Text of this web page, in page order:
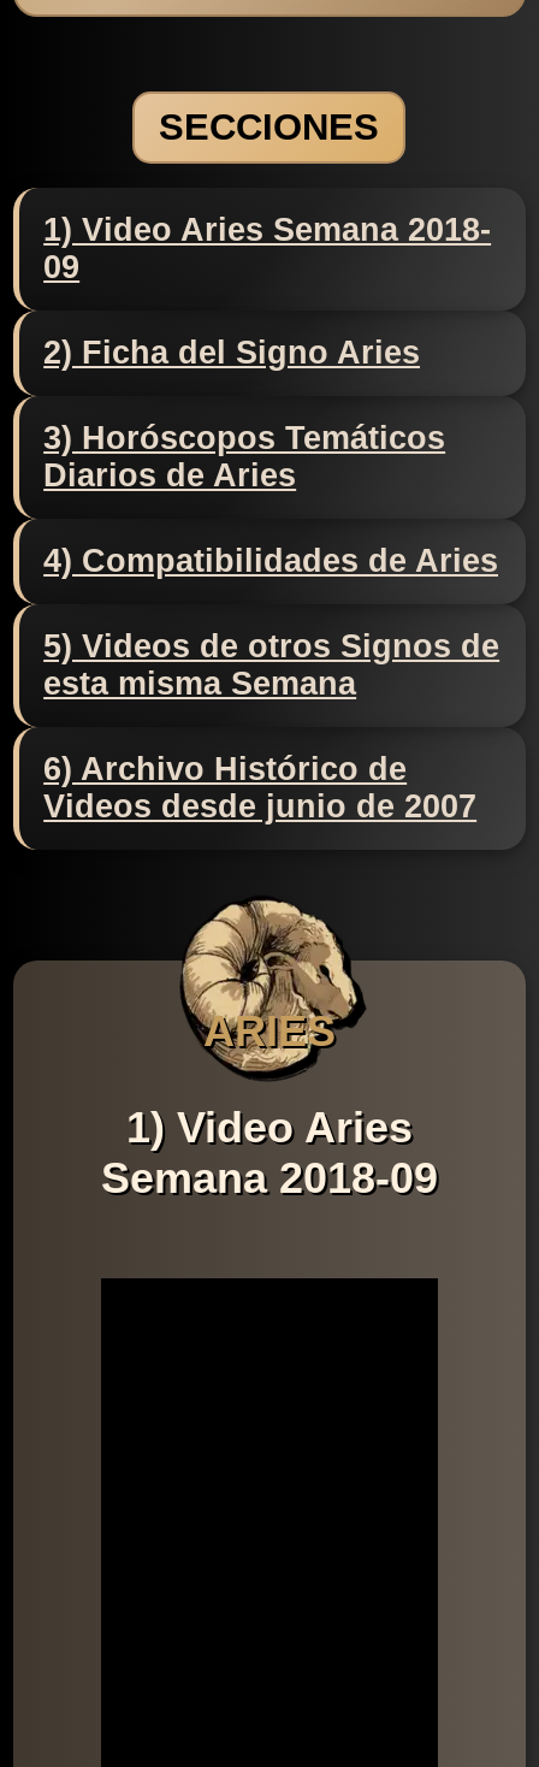
SECCIONES
1) Video Aries Semana 2018-
09
2) Ficha del Signo Aries
3) Horóscopos Temáticos
Diarios de Aries
4) Compatibilidades de Aries
5) Videos de otros Signos de
esta misma Semana
6) Archivo Histórico de
Videos desde junio de 2007
ARIES
1) Video Aries
Semana 2018-09